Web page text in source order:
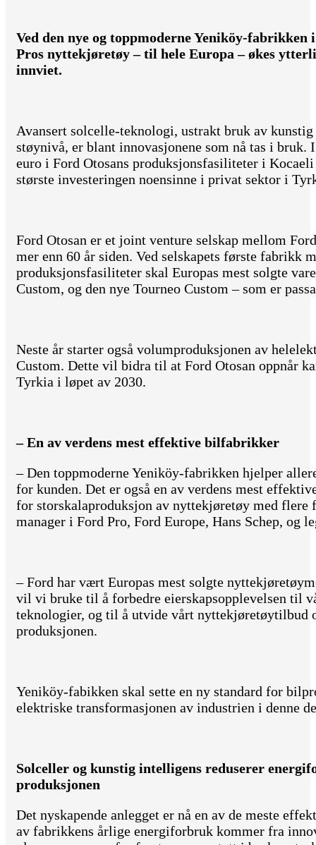
Ved den nye og toppmoderne Yeniköy-
Pros nyttekjøretøy – til hele Europa – økes
innviet.
Avansert solcelle-teknologi, ustrakt bruk av
støynivå, er blant innovasjonene som nå tas i
euro i Ford Otosans produksjonsfasiliteter i
største investeringen noensinne i privat sektor i
Ford Otosan er et joint venture selskap mellom
mer enn 60 år siden. Ved selskapets første fabrikk
produksjonsfasiliteter skal Europas mest solgte
Custom, og den nye Tourneo Custom – som er
Neste år starter også volumproduksjonen av
Custom. Dette vil bidra til at Ford Otosan oppnår
Tyrkia i løpet av 2030.
– En av verdens mest effektive bilfabrikker
– Den toppmoderne Yeniköy-fabrikken hjelper
for kunden. Det er også en av verdens mest
for storskalaproduksjon av nyttekjøretøy med
manager i Ford Pro, Ford Europe, Hans Schep, og
– Ford har vært Europas mest solgte
vil vi bruke til å forbedre eierskapsopplevelsen til
teknologier, og til å utvide vårt
produksjonen.
Yeniköy-fabikken skal sette en ny standard for
elektriske transformasjonen av industrien i denne
Solceller og kunstig intelligens reduserer
produksjonen
Det nyskapende anlegget er nå en av de meste
av fabrikkens årlige energiforbruk kommer fra